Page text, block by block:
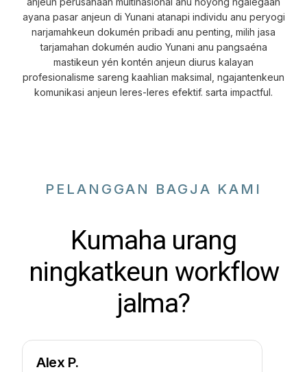
ayana pasar anjeun di Yunani atanapi individu anu peryogi
narjamahkeun dokumén pribadi anu penting, milih jasa
tarjamahan dokumén audio Yunani anu pangsaéna
mastikeun yén kontén anjeun diurus kalayan
profesionalisme sareng kaahlian maksimal, ngajantenkeun
komunikasi anjeun leres-leres efektif. sarta impactful.
PELANGGAN BAGJA KAMI
Kumaha urang
ningkatkeun workflow
jalma?
Alex P.